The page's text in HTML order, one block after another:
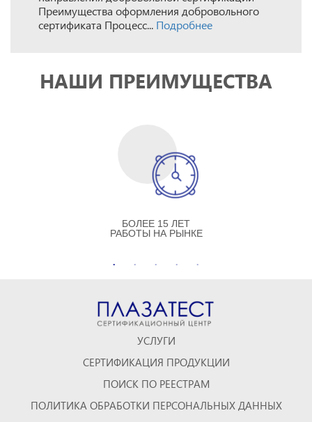
Преимущества оформления добровольного
сертификата Процесс... Подробнее
НАШИ ПРЕИМУЩЕСТВА
БОЛЕЕ 15 ЛЕТ
РАБОТЫ НА РЫНКЕ
УСЛУГИ
СЕРТИФИКАЦИЯ ПРОДУКЦИИ
ПОИСК ПО РЕЕСТРАМ
ПОЛИТИКА ОБРАБОТКИ ПЕРСОНАЛЬНЫХ ДАННЫХ